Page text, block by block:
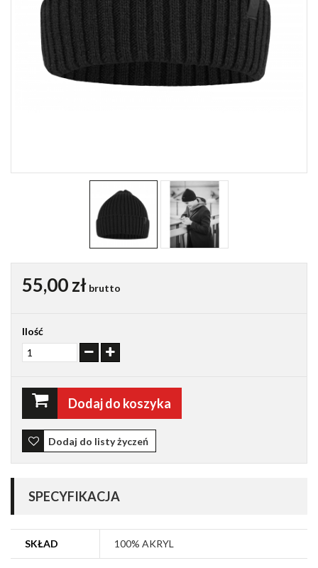
55,00 zł brutto
Ilość
Dodaj do koszyka
Dodaj do listy życzeń
SPECYFIKACJA
SKŁAD 100% AKRYL